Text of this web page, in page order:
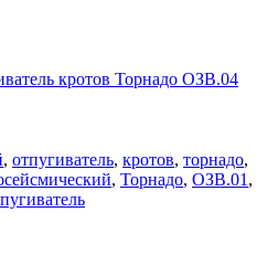
кротов Торнадо ОЗВ.04
, отпугиватель, кротов, торнадо,
, Торнадо, ОЗВ.01 ,